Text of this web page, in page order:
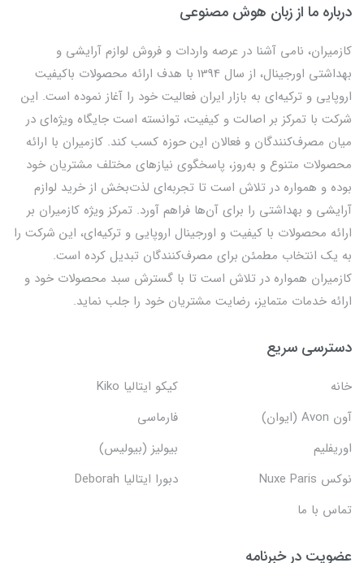
درباره ما از زبان هوش مصنوعی
کازمیران، نامی آشنا در عرصه واردات و فروش لوازم آرایشی و
بهداشتی اورجینال، از سال 1394 با هدف ارائه محصولات باکیفیت
اروپایی و ترکیه‌ای به بازار ایران فعالیت خود را آغاز نموده است. این
شرکت با تمرکز بر اصالت و کیفیت، توانسته است جایگاه ویژه‌ای در
میان مصرف‌کنندگان و فعالان این حوزه کسب کند. کازمیران با ارائه
محصولات متنوع و به‌روز، پاسخگوی نیازهای مختلف مشتریان خود
بوده و همواره در تلاش است تا تجربه‌ای لذت‌بخش از خرید لوازم
آرایشی و بهداشتی را برای آن‌ها فراهم آورد. تمرکز ویژه کازمیران بر
ارائه محصولات با کیفیت و اورجینال اروپایی و ترکیه‌ای، این شرکت را
به یک انتخاب مطمئن برای مصرف‌کنندگان تبدیل کرده است.
کازمیران همواره در تلاش است تا با گسترش سبد محصولات خود و
ارائه خدمات متمایز، رضایت مشتریان خود را جلب نماید.
دسترسی سریع
خانه
کیکو ایتالیا Kiko
آون Avon (ایوان)
فارماسی
اوریفلیم
بیولیز (بیولیس)
نوکس Nuxe Paris
دبورا ایتالیا Deborah
تماس با ما
عضویت در خبرنامه